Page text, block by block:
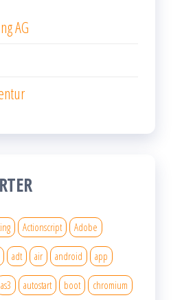
AG
Actionscript Adobe
adt air android app
as3 autostart boot chromium